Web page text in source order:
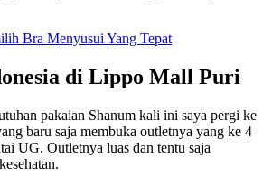
Bra Menyusui Yang Tepat
di Lippo Mall Puri
pakaian Shanum kali ini saya pergi ke
baru saja membuka outletnya yang ke 4
UG. Outletnya luas dan tentu saja